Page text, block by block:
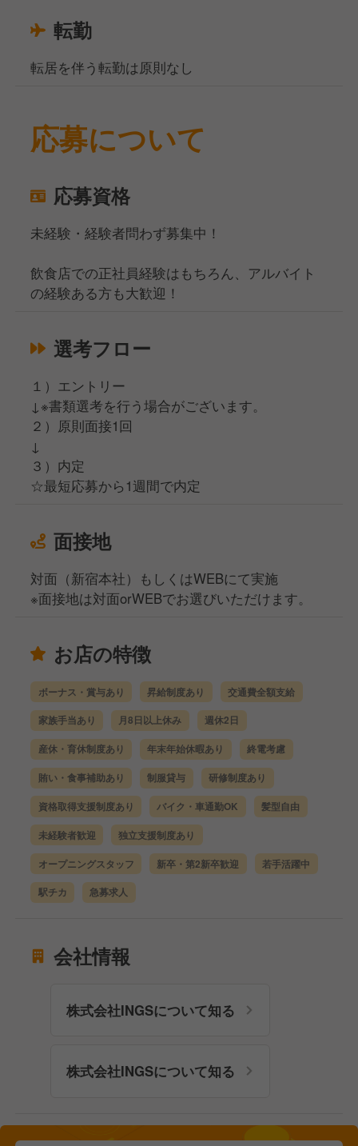
転勤
転居を伴う転勤は原則なし
応募について
応募資格
未経験・経験者問わず募集中！
飲食店での正社員経験はもちろん、アルバイト
の経験ある方も大歓迎！
選考フロー
１）エントリー
↓※書類選考を行う場合がございます。
２）原則面接1回
↓
３）内定
☆最短応募から1週間で内定
面接地
対面（新宿本社）もしくはWEBにて実施
※面接地は対面orWEBでお選びいただけます。
お店の特徴
ボーナス・賞与あり 昇給制度あり 交通費全額支給
家族手当あり 月8日以上休み 週休2日
産休・育休制度あり 年末年始休暇あり 終電考慮
賄い・食事補助あり 制服貸与 研修制度あり
資格取得支援制度あり バイク・車通勤OK 髪型自由
未経験者歓迎 独立支援制度あり
オープニングスタッフ 新卒・第2新卒歓迎 若手活躍中
駅チカ 急募求人
会社情報
株式会社INGSについて知る
株式会社INGSについて知る